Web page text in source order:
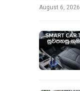
August 6, 2026